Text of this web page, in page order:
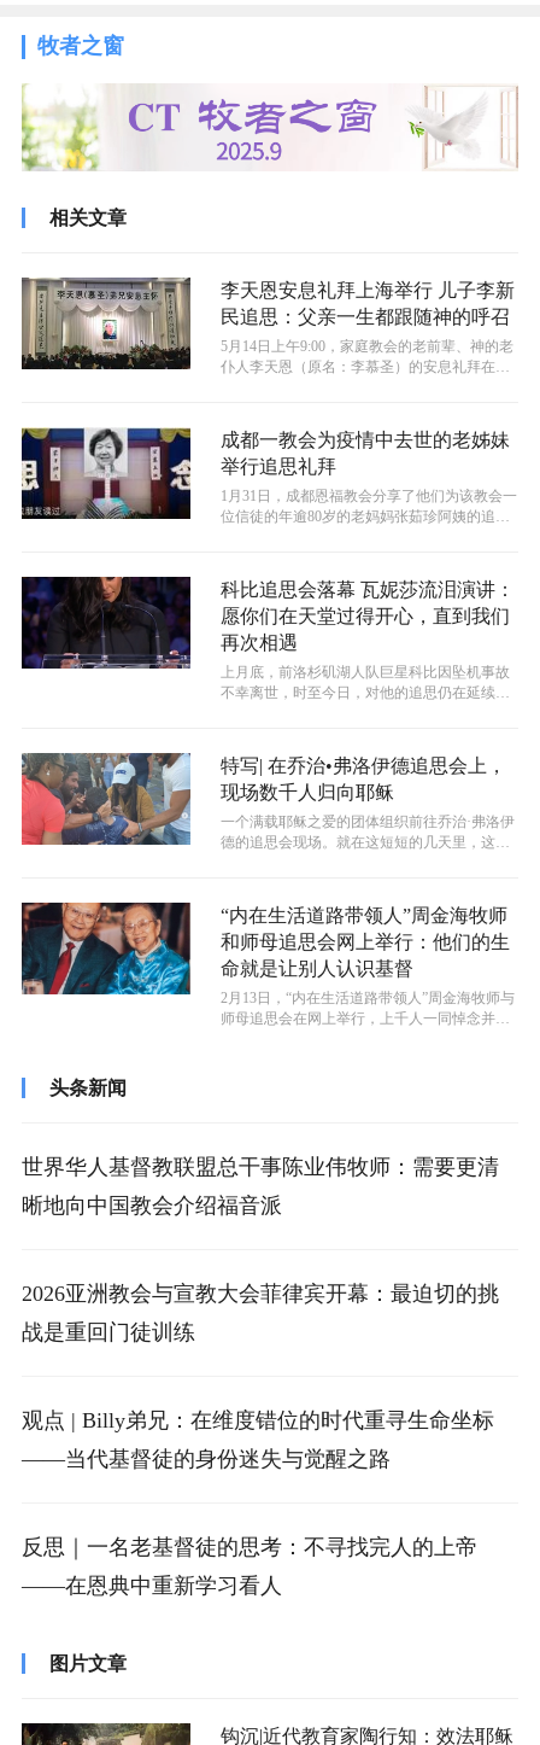
牧者之窗
相关文章
李天恩安息礼拜上海举行 儿子李新
民追思：父亲一生都跟随神的呼召
5月14日上午9:00，家庭教会的老前辈、神的老
仆人李天恩（原名：李慕圣）的安息礼拜在上
成都一教会为疫情中去世的老姊妹
举行追思礼拜
1月31日，成都恩福教会分享了他们为该教会一
位信徒的年逾80岁的老妈妈张茹珍阿姨的追思
科比追思会落幕 瓦妮莎流泪演讲：
愿你们在天堂过得开心，直到我们
再次相遇
​上月底，前洛杉矶湖人队巨星科比因坠机事故
不幸离世，时至今日，对他的追思仍在延续。2
特写| 在乔治•弗洛伊德追思会上，
现场数千人归向耶稣
一个满载耶稣之爱的团体组织前往乔治·弗洛伊
德的追思会现场。就在这短短的几天里，这个
“内在生活道路带领人”周金海牧师
和师母追思会网上举行：他们的生
命就是让别人认识基督
​2月13日，“内在生活道路带领人”周金海牧师与
师母追思会在网上举行，上千人一同悼念并且
头条新闻
世界华人基督教联盟总干事陈业伟牧师：需要更清
晰地向中国教会介绍福音派
2026亚洲教会与宣教大会菲律宾开幕：最迫切的挑
战是重回门徒训练
观点 | Billy弟兄：在维度错位的时代重寻生命坐标
——当代基督徒的身份迷失与觉醒之路
反思｜一名老基督徒的思考：不寻找完人的上帝
——在恩典中重新学习看人
图片文章
钩沉|近代教育家陶行知：效法耶稣